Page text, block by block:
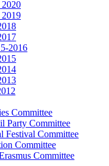
2016
Committee
Party Committee
Festival Committee
Committee
Committee